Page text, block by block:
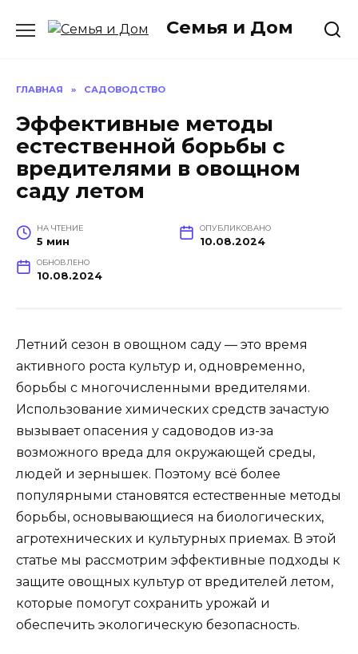
Семья и Дом
ГЛАВНАЯ » САДОВОДСТВО
Эффективные методы
естественной борьбы с
вредителями в овощном
саду летом
НА ЧТЕНИЕ
5 мин
ОПУБЛИКОВАНО
10.08.2024
ОБНОВЛЕНО
10.08.2024
Летний сезон в овощном саду — это время
активного роста культур и, одновременно,
борьбы с многочисленными вредителями.
Использование химических средств зачастую
вызывает опасения у садоводов из-за
возможного вреда для окружающей среды,
людей и зернышек. Поэтому всё более
популярными становятся естественные методы
борьбы, основывающиеся на биологических,
агротехнических и культурных приемах. В этой
статье мы рассмотрим эффективные подходы к
защите овощных культур от вредителей летом,
которые помогут сохранить урожай и
обеспечить экологическую безопасность.